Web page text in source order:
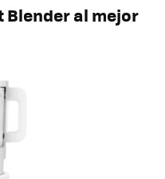
Blender al mejor